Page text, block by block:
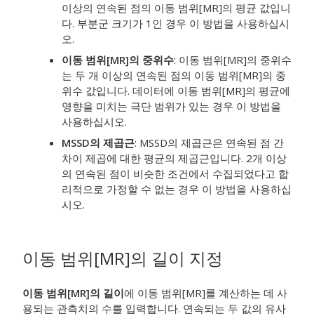
이상의 연속된 점의 이동 범위[MR]의 평균 값입니
다. 부분군 크기가 1인 경우 이 방법을 사용하십시
오.
이동 범위[MR]의 중위수: 이동 범위[MR]의 중위수
는 두 개 이상의 연속된 점의 이동 범위[MR]의 중
위수 값입니다. 데이터에 이동 범위[MR]의 평균에
영향을 미치는 극단 범위가 있는 경우 이 방법을
사용하십시오.
MSSD의 제곱근: MSSD의 제곱근은 연속된 점 간
차이 제곱에 대한 평균의 제곱근입니다. 2개 이상
의 연속된 점이 비슷한 조건에서 수집되었다고 합
리적으로 가정할 수 없는 경우 이 방법을 사용하십
시오.
이동 범위[MR]의 길이 지정
이동 범위[MR]의 길이에 이동 범위[MR]를 계산하는 데 사
용되는 관측치의 수를 입력합니다. 연속되는 두 값의 유사